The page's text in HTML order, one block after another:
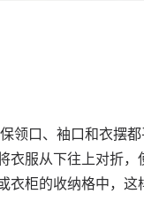
领口、袖口和衣摆
衣服从下往上对折
衣柜的收纳格中，这